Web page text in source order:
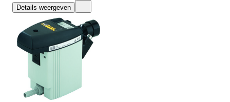
Details weergeven